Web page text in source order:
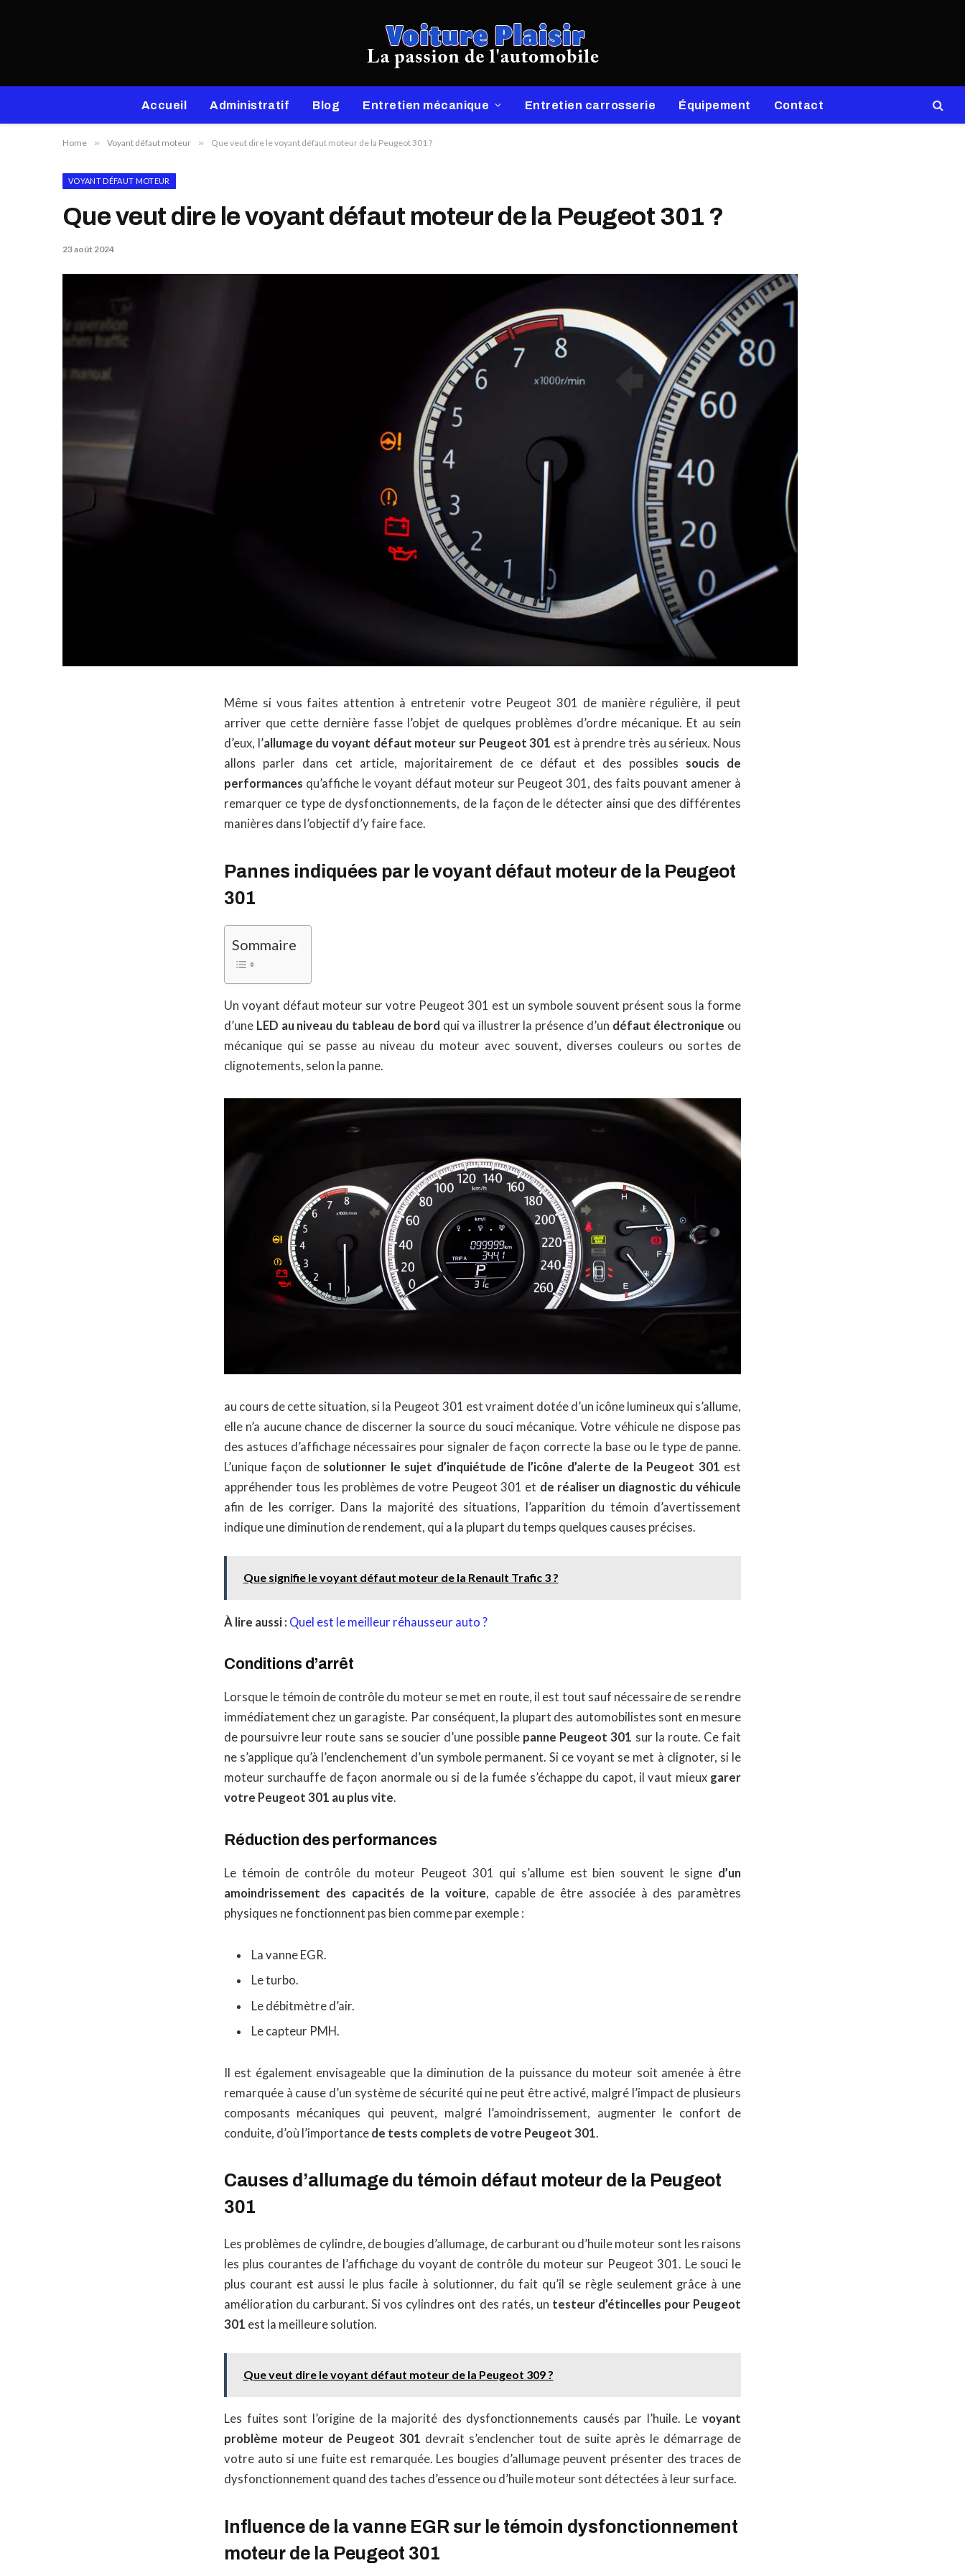
Accueil Administratif Blog Entretien mécanique Entretien carrosserie Équipement Contact
Home » Voyant défaut moteur » Que veut dire le voyant défaut moteur de la Peugeot 301 ?
VOYANT DÉFAUT MOTEUR
Que veut dire le voyant défaut moteur de la Peugeot 301 ?
23 août 2024
Même si vous faites attention à entretenir votre Peugeot 301 de manière régulière, il peut
arriver que cette dernière fasse l’objet de quelques problèmes d’ordre mécanique. Et au sein
d’eux, l’allumage du voyant défaut moteur sur Peugeot 301 est à prendre très au sérieux. Nous
allons parler dans cet article, majoritairement de ce défaut et des possibles soucis de
performances qu’affiche le voyant défaut moteur sur Peugeot 301, des faits pouvant amener à
remarquer ce type de dysfonctionnements, de la façon de le détecter ainsi que des différentes
manières dans l’objectif d’y faire face.
Pannes indiquées par le voyant défaut moteur de la Peugeot
301
Sommaire
Un voyant défaut moteur sur votre Peugeot 301 est un symbole souvent présent sous la forme
d’une LED au niveau du tableau de bord qui va illustrer la présence d’un défaut électronique ou
mécanique qui se passe au niveau du moteur avec souvent, diverses couleurs ou sortes de
clignotements, selon la panne.
au cours de cette situation, si la Peugeot 301 est vraiment dotée d’un icône lumineux qui s’allume,
elle n’a aucune chance de discerner la source du souci mécanique. Votre véhicule ne dispose pas
des astuces d’affichage nécessaires pour signaler de façon correcte la base ou le type de panne.
L’unique façon desolutionner le sujet d’inquiétude de l’icône d’alerte de la Peugeot 301 est
appréhender tous les problèmes de votre Peugeot 301 et de réaliser un diagnostic du véhicule
afin de les corriger. Dans la majorité des situations, l’apparition du témoin d’avertissement
indique une diminution de rendement, qui a la plupart du temps quelques causes précises.
Que signifie le voyant défaut moteur de la Renault Trafic 3 ?
À lire aussi : Quel est le meilleur réhausseur auto ?
Conditions d’arrêt
Lorsque le témoin de contrôle du moteur se met en route, il est tout sauf nécessaire de se rendre
immédiatement chez un garagiste. Par conséquent, la plupart des automobilistes sont en mesure
de poursuivre leur route sans se soucier d’une possible panne Peugeot 301 sur la route. Ce fait
ne s’applique qu’à l’enclenchement d’un symbole permanent. Si ce voyant se met à clignoter, si le
moteur surchauffe de façon anormale ou si de la fumée s’échappe du capot, il vaut mieux garer
votre Peugeot 301 au plus vite.
Réduction des performances
Le témoin de contrôle du moteur Peugeot 301 qui s’allume est bien souvent le signe d’un
amoindrissement des capacités de la voiture, capable de être associée à des paramètres
physiques ne fonctionnent pas bien comme par exemple :
La vanne EGR.
Le turbo.
Le débitmètre d’air.
Le capteur PMH.
Il est également envisageable que la diminution de la puissance du moteur soit amenée à être
remarquée à cause d’un système de sécurité qui ne peut être activé, malgré l’impact de plusieurs
composants mécaniques qui peuvent, malgré l’amoindrissement, augmenter le confort de
conduite, d’où l’importance de tests complets de votre Peugeot 301.
Causes d’allumage du témoin défaut moteur de la Peugeot
301
Les problèmes de cylindre, de bougies d’allumage, de carburant ou d’huile moteur sont les raisons
les plus courantes de l’affichage du voyant de contrôle du moteur sur Peugeot 301. Le souci le
plus courant est aussi le plus facile à solutionner, du fait qu’il se règle seulement grâce à une
amélioration du carburant. Si vos cylindres ont des ratés, un testeur d’étincelles pour Peugeot
301 est la meilleure solution.
Que veut dire le voyant défaut moteur de la Peugeot 309 ?
Les fuites sont l’origine de la majorité des dysfonctionnements causés par l’huile. Le voyant
problème moteur de Peugeot 301 devrait s’enclencher tout de suite après le démarrage de
votre auto si une fuite est remarquée. Les bougies d’allumage peuvent présenter des traces de
dysfonctionnement quand des taches d’essence ou d’huile moteur sont détectées à leur surface.
Influence de la vanne EGR sur le témoin dysfonctionnement
moteur de la Peugeot 301